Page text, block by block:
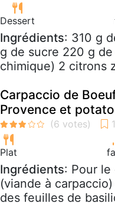
Dessert
Ingrédients: 310 g
g de sucre 220 g
chimique) 2 citrons
Carpaccio de
Provence et
Plat
Ingrédients: Pour
(viande à
des feuilles de